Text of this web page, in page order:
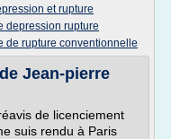
et rupture
depression rupture
de rupture conventionnelle
Jean-pierre
de licenciement
suis rendu à Paris